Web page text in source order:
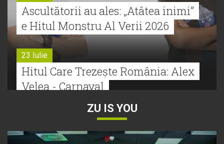
Ascultătorii au ales: „Atâtea inimi”
e Hitul Monstru Al Verii 2026
23 Iulie
Hitul Care Trezește România: Alex
Velea - Carnaval
Bătălie strânsă la Hitul Monstru Al
ZU IS YOU